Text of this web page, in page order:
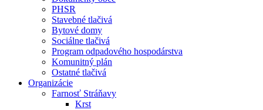
PHSR
Stavebné tlačivá
Bytové domy
Sociálne tlačivá
Program odpadového hospodárstva
Komunitný plán
Ostatné tlačivá
Organizácie
Farnosť Stráňavy
Krst